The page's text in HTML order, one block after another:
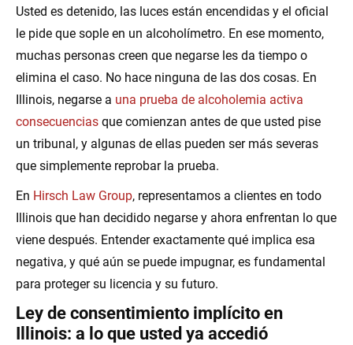
Usted es detenido, las luces están encendidas y el oficial
le pide que sople en un alcoholímetro. En ese momento,
muchas personas creen que negarse les da tiempo o
elimina el caso. No hace ninguna de las dos cosas. En
Illinois, negarse a una prueba de alcoholemia activa
consecuencias que comienzan antes de que usted pise
un tribunal, y algunas de ellas pueden ser más severas
que simplemente reprobar la prueba.
En Hirsch Law Group, representamos a clientes en todo
Illinois que han decidido negarse y ahora enfrentan lo que
viene después. Entender exactamente qué implica esa
negativa, y qué aún se puede impugnar, es fundamental
para proteger su licencia y su futuro.
Ley de consentimiento implícito en
Illinois: a lo que usted ya accedió